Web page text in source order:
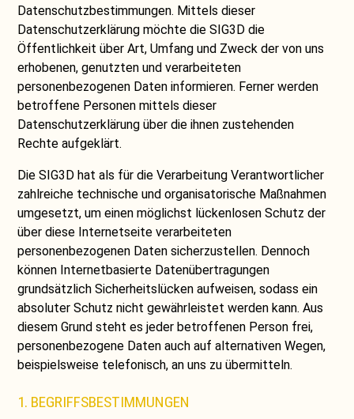
Datenschutzbestimmungen. Mittels dieser
Datenschutzerklärung möchte die SIG3D die
Öffentlichkeit über Art, Umfang und Zweck der von uns
erhobenen, genutzten und verarbeiteten
personenbezogenen Daten informieren. Ferner werden
betroffene Personen mittels dieser
Datenschutzerklärung über die ihnen zustehenden
Rechte aufgeklärt.
Die SIG3D hat als für die Verarbeitung Verantwortlicher
zahlreiche technische und organisatorische Maßnahmen
umgesetzt, um einen möglichst lückenlosen Schutz der
über diese Internetseite verarbeiteten
personenbezogenen Daten sicherzustellen. Dennoch
können Internetbasierte Datenübertragungen
grundsätzlich Sicherheitslücken aufweisen, sodass ein
absoluter Schutz nicht gewährleistet werden kann. Aus
diesem Grund steht es jeder betroffenen Person frei,
personenbezogene Daten auch auf alternativen Wegen,
beispielsweise telefonisch, an uns zu übermitteln.
1. BEGRIFFSBESTIMMUNGEN